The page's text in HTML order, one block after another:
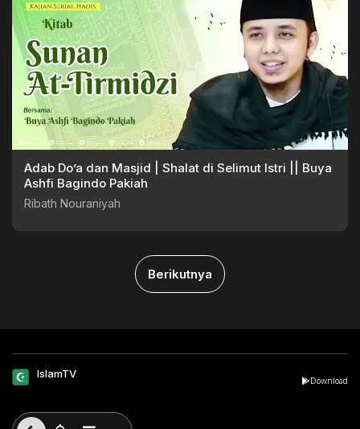
Adab Do’a dan Masjid | Shalat di Selimut Istri || Buya
Ashfi Bagindo Pakiah
Ribath Nouraniyah
Berikutnya
IslamTV
Download